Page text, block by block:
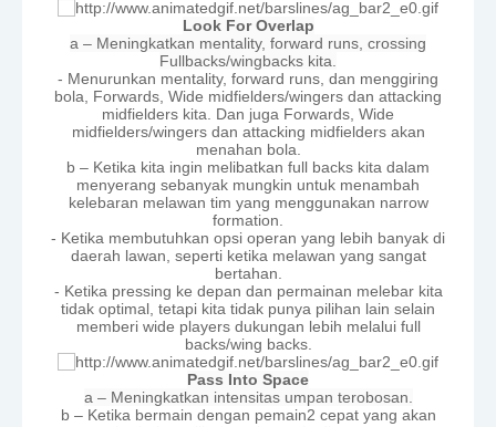
Look For Overlap
a – Meningkatkan mentality, forward runs, crossing
Fullbacks/wingbacks kita.
- Menurunkan mentality, forward runs, dan menggiring
bola, Forwards, Wide midfielders/wingers dan attacking
midfielders kita. Dan juga Forwards, Wide
midfielders/wingers dan attacking midfielders akan
menahan bola.
b – Ketika kita ingin melibatkan full backs kita dalam
menyerang sebanyak mungkin untuk menambah
kelebaran melawan tim yang menggunakan narrow
formation.
- Ketika membutuhkan opsi operan yang lebih banyak di
daerah lawan, seperti ketika melawan yang sangat
bertahan.
- Ketika pressing ke depan dan permainan melebar kita
tidak optimal, tetapi kita tidak punya pilihan lain selain
memberi wide players dukungan lebih melalui full
backs/wing backs.
Pass Into Space
a – Meningkatkan intensitas umpan terobosan.
b – Ketika bermain dengan pemain2 cepat yang akan